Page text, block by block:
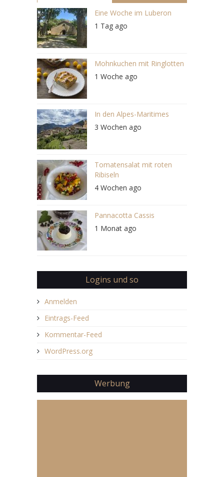
Eine Woche im Luberon
1 Tag ago
Mohnkuchen mit Ringlotten
1 Woche ago
In den Alpes-Maritimes
3 Wochen ago
Tomatensalat mit roten
Ribiseln
4 Wochen ago
Pannacotta Cassis
1 Monat ago
Logins und so
Anmelden
Eintrags-Feed
Kommentar-Feed
WordPress.org
Werbung